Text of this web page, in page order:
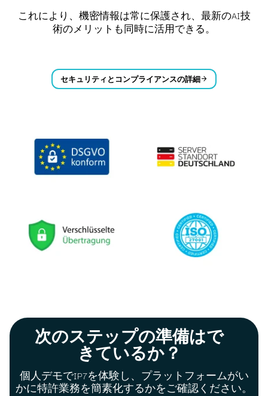
これにより、機密情報は常に保護され、最新のAI技
術のメリットも同時に活用できる。
セキュリティとコンプライアンスの詳細
次のステップの準備はで
きているか？
個人デモでIP7を体験し、プラットフォームがい
かに特許業務を簡素化するかをご確認ください。